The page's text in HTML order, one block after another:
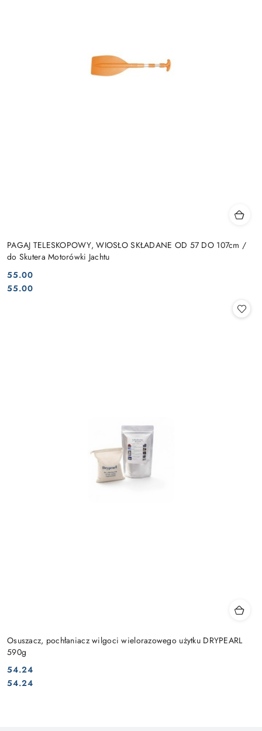
PAGAJ TELESKOPOWY, WIOSŁO SKŁADANE OD 57 DO 107cm /
do Skutera Motorówki Jachtu
Cena:
55.00
Cena:
55.00
Osuszacz, pochłaniacz wilgoci wielorazowego użytku DRYPEARL
590g
Cena:
54.24
Cena:
54.24